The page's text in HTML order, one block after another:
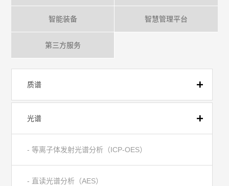
智能装备 智慧管理平台
第三方服务
质谱
光谱
- 等离子体发射光谱分析（ICP-OES）
- 直读光谱分析（AES）